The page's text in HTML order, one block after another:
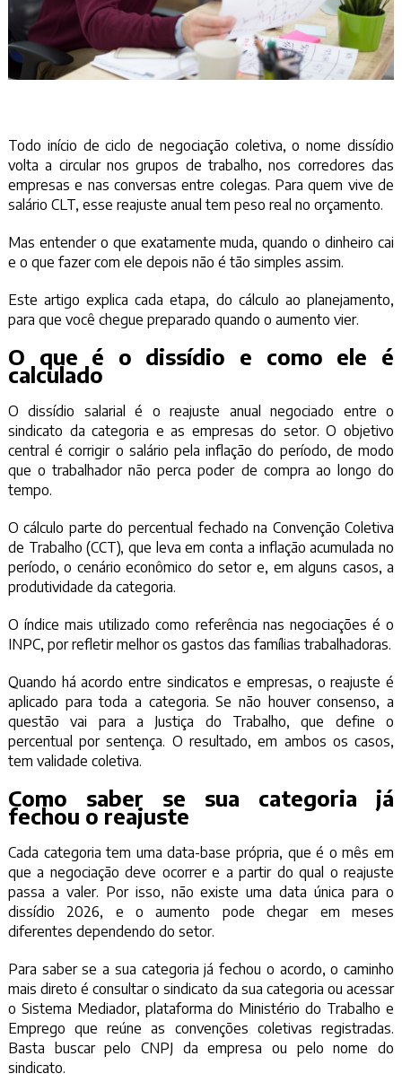
Todo início de ciclo de negociação coletiva, o nome dissídio
volta a circular nos grupos de trabalho, nos corredores das
empresas e nas conversas entre colegas. Para quem vive de
salário CLT, esse reajuste anual tem peso real no orçamento.
Mas entender o que exatamente muda, quando o dinheiro cai
e o que fazer com ele depois não é tão simples assim.
Este artigo explica cada etapa, do cálculo ao planejamento,
para que você chegue preparado quando o aumento vier.
O que é o dissídio e como ele é
calculado
O dissídio salarial é o reajuste anual negociado entre o
sindicato da categoria e as empresas do setor. O objetivo
central é corrigir o salário pela inflação do período, de modo
que o trabalhador não perca poder de compra ao longo do
tempo.
O cálculo parte do percentual fechado na Convenção Coletiva
de Trabalho (CCT), que leva em conta a inflação acumulada no
período, o cenário econômico do setor e, em alguns casos, a
produtividade da categoria.
O índice mais utilizado como referência nas negociações é o
INPC, por refletir melhor os gastos das famílias trabalhadoras.
Quando há acordo entre sindicatos e empresas, o reajuste é
aplicado para toda a categoria. Se não houver consenso, a
questão vai para a Justiça do Trabalho, que define o
percentual por sentença. O resultado, em ambos os casos,
tem validade coletiva.
Como saber se sua categoria já
fechou o reajuste
Cada categoria tem uma data-base própria, que é o mês em
que a negociação deve ocorrer e a partir do qual o reajuste
passa a valer. Por isso, não existe uma data única para o
dissídio 2026, e o aumento pode chegar em meses
diferentes dependendo do setor.
Para saber se a sua categoria já fechou o acordo, o caminho
mais direto é consultar o sindicato da sua categoria ou acessar
o Sistema Mediador, plataforma do Ministério do Trabalho e
Emprego que reúne as convenções coletivas registradas.
Basta buscar pelo CNPJ da empresa ou pelo nome do
sindicato.